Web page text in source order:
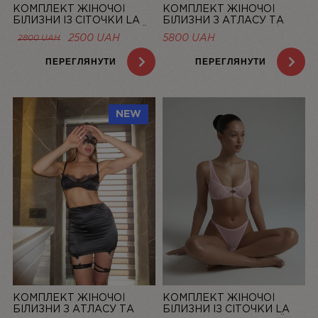
КОМПЛЕКТ ЖІНОЧОЇ
БІЛИЗНИ ІЗ СІТОЧКИ LA
DOLCE VITA ЛОСОСЕВИЙ |
LINIYA
2800UAH
ОРИГІНАЛЬНА
2800 UAH.
2500 UAHПОТОЧНА
ЦІНА:
2500 UAH.
ПЕРЕГЛЯНУТИ
КОМПЛЕКТ ЖІНОЧОЇ
БІЛИЗНИ З АТЛАСУ ТА
МЕРЕЖИВА “LA ROSÉE” ЗІ
СПІДНИЦЕЮ — LINIYA
5800 UAH
ПЕРЕГЛЯНУТИ
NEW
КОМПЛЕКТ ЖІНОЧОЇ
БІЛИЗНИ З АТЛАСУ ТА
КОМПЛЕКТ ЖІНОЧОЇ
БІЛИЗНИ ІЗ СІТОЧКИ LA